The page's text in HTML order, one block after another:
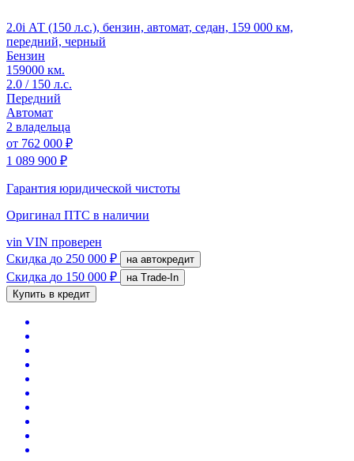
2.0i АТ (150 л.с.), бензин, автомат, седан, 159 000 км,
передний, черный
Бензин
159000 км.
2.0 / 150 л.с.
Передний
Автомат
2 владельца
от 762 000 ₽
1 089 900 ₽
Гарантия юридической чистоты
Оригинал ПТС в наличии
vin VIN проверен
Скидка до 250 000 ₽ на автокредит
Скидка до 150 000 ₽
на Trade-In
Купить в кредит